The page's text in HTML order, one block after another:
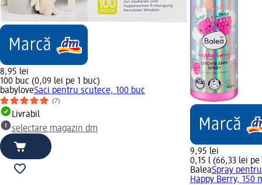
8,95 lei
100 buc (0,09 lei pe 1 buc)
babyloveSaci pentru scutece, 100 buc
(7)
Livrabil
selectare magazin dm
9,95 lei
0,15 l (66,33 lei pe
BaleaSpray
Happy Berry, 150